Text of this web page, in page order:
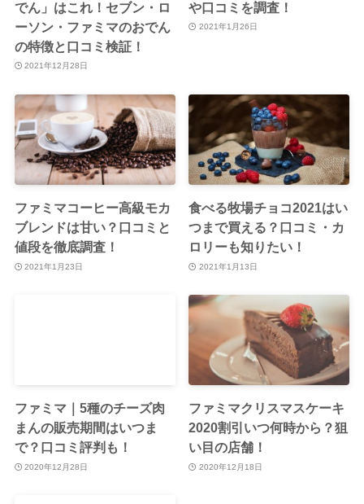
でん」はこれ！セブン・ロ
ーソン・ファミマのおでん
の特徴と口コミ検証！
2021年12月28日
や口コミを調査！
2021年1月26日
ファミマコーヒー高級モカ
ブレンドは甘い？口コミと
値段を徹底調査！
2021年1月23日
食べる牧場チョコ2021はい
つまで買える？口コミ・カ
ロリーも知りたい！
2021年1月13日
ファミマ｜5種のチーズ肉
まんの販売期間はいつま
で？口コミ評判も！
2020年12月28日
ファミマクリスマスケーキ
2020割引いつ何時から？狙
い目の店舗！
2020年12月18日